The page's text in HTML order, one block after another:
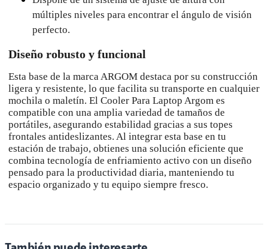
múltiples niveles para encontrar el ángulo de visión
perfecto.
Diseño robusto y funcional
Esta base de la marca ARGOM destaca por su construcción
ligera y resistente, lo que facilita su transporte en cualquier
mochila o maletín. El Cooler Para Laptop Argom es
compatible con una amplia variedad de tamaños de
portátiles, asegurando estabilidad gracias a sus topes
frontales antideslizantes. Al integrar esta base en tu
estación de trabajo, obtienes una solución eficiente que
combina tecnología de enfriamiento activo con un diseño
pensado para la productividad diaria, manteniendo tu
espacio organizado y tu equipo siempre fresco.